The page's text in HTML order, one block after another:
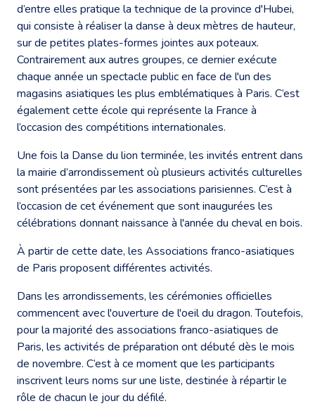
d’entre elles pratique la technique de la province d'Hubei,
qui consiste à réaliser la danse à deux mètres de hauteur,
sur de petites plates-formes jointes aux poteaux.
Contrairement aux autres groupes, ce dernier exécute
chaque année un spectacle public en face de l'un des
magasins asiatiques les plus emblématiques à Paris. C’est
également cette école qui représente la France à
l’occasion des compétitions internationales.
Une fois la Danse du lion terminée, les invités entrent dans
la mairie d’arrondissement où plusieurs activités culturelles
sont présentées par les associations parisiennes. C’est à
l’occasion de cet événement que sont inaugurées les
célébrations donnant naissance à l'année du cheval en bois.
À partir de cette date, les Associations franco-asiatiques
de Paris proposent différentes activités.
Dans les arrondissements, les cérémonies officielles
commencent avec l'ouverture de l'oeil du dragon. Toutefois,
pour la majorité des associations franco-asiatiques de
Paris, les activités de préparation ont débuté dès le mois
de novembre. C’est à ce moment que les participants
inscrivent leurs noms sur une liste, destinée à répartir le
rôle de chacun le jour du défilé.